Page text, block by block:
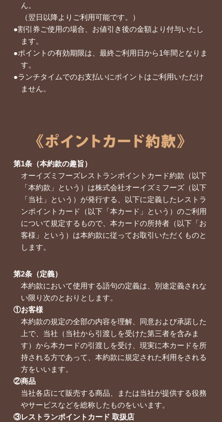
ん。
（翌日以降よりご利用可能です。）
●割引券ご使用の場合、お値引き後の金額より付与いたし
ます。
●ポイントの有効期限は、最終ご利用日から1年間となりま
す。
●ランチタイムでのお支払いにポイントはご利用いただけ
ません。
第1条（本約款の趣旨）
オーイズミフーズレストランポイントカード約款（以下
「本約款」という）は株式会社オーイズミフーズ（以下
「当社」という）が発行する、以下に定義したレストラ
ンポイントカード（以下「本カード」という）のご利用
について規定するもので、本カードの所持者（以下「お
客様」という）は本約款に従ってお取引いただくものと
します。
第2条（定義）
本約款において使用する語句の定義は、別途定義されな
い限り次のとおりとします。
①お客様
本約款の規定の全部の内容を理解、同意および承諾した
上で、当社（当社から引渡しを受けた第三者を含みま
す）から本カードの引渡しを受け、現実に本カードを所
持される方であって、本約款に規定された利用をされる
方をいいます。
②商品
当社各店にて販売する商品、または当社が提供する役務
やサービスなどを総称したものをいいます。
③レストランポイントカード 取扱店